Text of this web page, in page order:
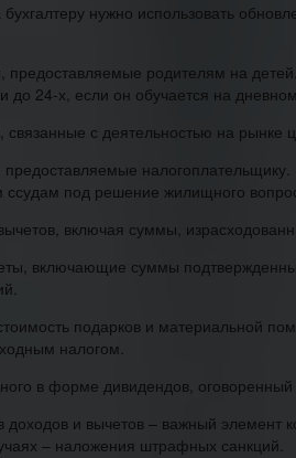
нужно использовать
предоставляемые родителям на
до 24-х, если он обучается на
с деятельностью на рынке
ссудам под решение жилищного
включая суммы,
включающие суммы
подарков и материальной
налогом.
в форме дивидендов,
и вычетов – важный элемент
– наложения штрафных санкций.